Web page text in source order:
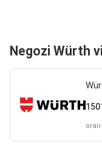
Negozi Würth
orari